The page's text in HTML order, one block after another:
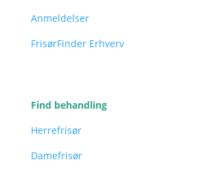
Anmeldelser
FrisørFinder Erhverv
Find behandling
Herrefrisør
Damefrisør